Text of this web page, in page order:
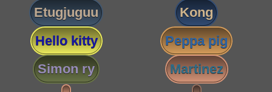
Etugjuguu
Kong
Hello kitty
Peppa pig
Simon ry
Martinez